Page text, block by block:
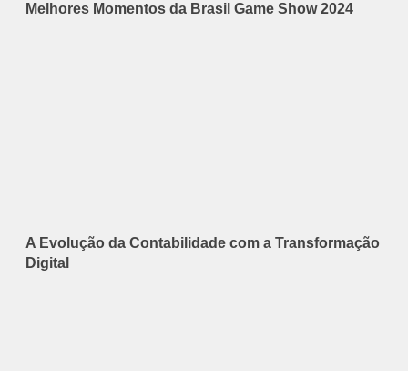
Melhores Momentos da Brasil Game Show 2024
A Evolução da Contabilidade com a Transformação
Digital